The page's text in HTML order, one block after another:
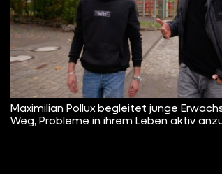
Maximilian Pollux begleitet junge
Weg, Probleme in ihrem Leben aktiv